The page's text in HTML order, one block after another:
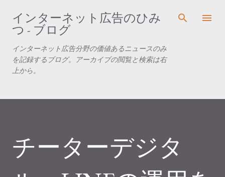
スキップしてメイン コンテンツに移動
インターネット広告のひみ
つ - ブログ
インターネット広告分野の価値あるニュースのみ
を記録するブログ。アーカイブの閲覧と検索は右
上から。
チーターデジタ